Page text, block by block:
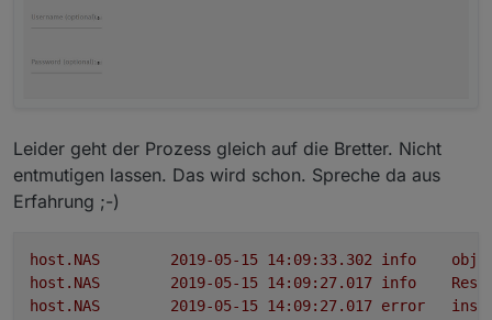
Leider geht der Prozess gleich auf die Bretter. Nicht
entmutigen lassen. Das wird schon. Spreche da aus
Erfahrung ;-)
host.NAS info
host.NAS
info
host.NAS
error